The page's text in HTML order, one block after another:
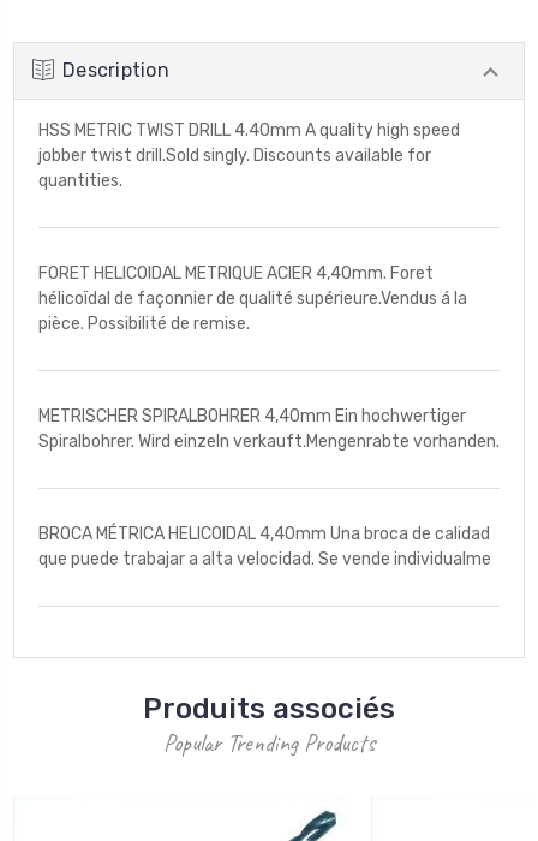
Description
HSS METRIC TWIST DRILL 4.40mm A quality high speed
jobber twist drill.Sold singly. Discounts available for
quantities.
FORET HELICOIDAL METRIQUE ACIER 4,40mm. Foret
hélicoïdal de façonnier de qualité supérieure.Vendus á la
pièce. Possibilité de remise.
METRISCHER SPIRALBOHRER 4,40mm Ein hochwertiger
Spiralbohrer. Wird einzeln verkauft.Mengenrabte vorhanden.
BROCA MÉTRICA HELICOIDAL 4,40mm Una broca de calidad
que puede trabajar a alta velocidad. Se vende individualme
Produits associés
Popular Trending Products